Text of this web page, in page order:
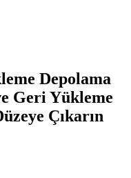
Depolama
Geri Yükleme
Çıkarın